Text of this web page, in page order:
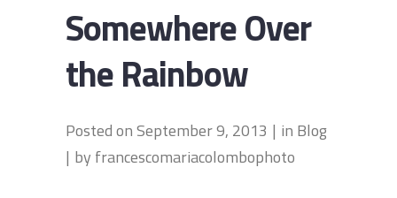
Somewhere Over
the Rainbow
Posted onSeptember 9, 2013 in Blog
by francescomariacolombophoto